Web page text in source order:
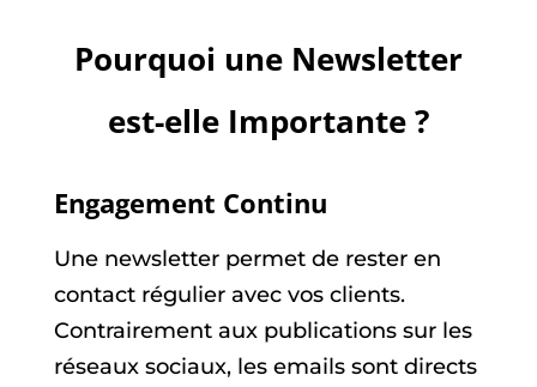
Pourquoi une Newsletter
est-elle Importante ?
Engagement Continu
Une newsletter permet de rester en
contact régulier avec vos clients.
Contrairement aux publications sur les
réseaux sociaux, les emails sont directs